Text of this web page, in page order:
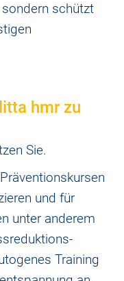
schützt
hmr zu
Sie.
und für
unter anderem
Training